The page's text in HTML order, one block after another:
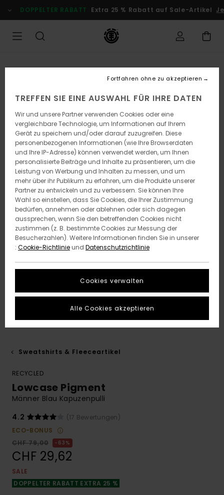
zur
Produktinformation
DOPPELTER RABATT Extra 25 % Rabatt auf Sale-Artikel
Sweatshirts & Fleeceartikel
RECYCLED
Lowcase Pigment
Männer Blau Kapuzenpulli
4.2
(17 Bewertungen)
ECO-BONUS
CHF 79,00
63%
CHF 29,62
SALE
DOPPELTER RABATT EXTRA 25 %
TREFFEN SIE EINE AUSWAHL FÜR IHRE DATEN
Wir und unsere Partner verwenden Cookies oder eine
vergleichbare Technologie, um Informationen auf Ihrem
Gerät zu speichern und/oder darauf zuzugreifen. Diese
personenbezogenen Informationen (wie Ihre Browserdaten
und Ihre IP-Adresse) können verwendet werden, um Ihnen
personalisierte Beiträge und Inhalte zu präsentieren, um die
Leistung von Werbung und Inhalten zu messen, und um
mehr über ihr Publikum zu erfahren, um die Produkte unserer
Partner zu entwickeln und zu verbessern. Sie können Ihre
Wahl so einstellen, dass Sie Cookies, die Ihrer Zustimmung
bedürfen, annehmen oder ablehnen oder sich dagegen
aussprechen, wenn Sie den betreffenden Cookies nicht
zustimmen (z. B. bestimmte Cookies zur Messung der
Besucherzahlen). Weitere Informationen finden Sie in unserer
: Cookie-Richtlinieund Datenschutzrichtlinie
Cookies verwalten
Fortfahren ohne zu akzeptieren
Alle Cookies akzeptieren